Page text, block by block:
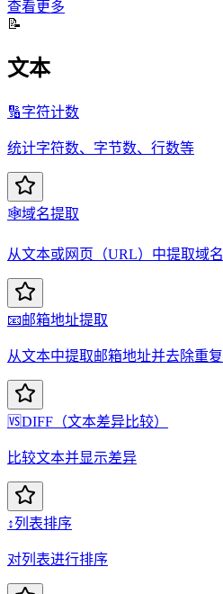
查看更多
📝
文本
🔢字符计数
统计字符数、字节数、行数等
🕸️域名提取
从文本或网页（URL）中提取域名
📧邮箱地址提取
从文本中提取邮箱地址并去除重复
🆚DIFF（文本差异比较）
比较文本并显示差异
↕️列表排序
对列表进行排序